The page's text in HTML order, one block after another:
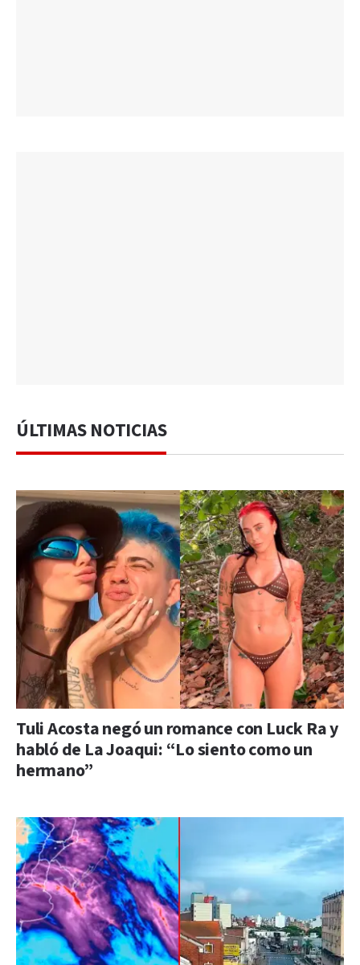
ÚLTIMAS NOTICIAS
Tuli Acosta negó un romance con Luck Ra y
habló de La Joaqui: “Lo siento como un
hermano”